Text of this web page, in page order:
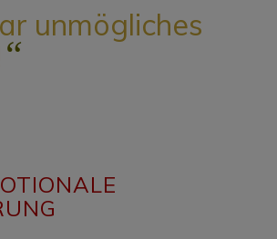
unmögliches
“